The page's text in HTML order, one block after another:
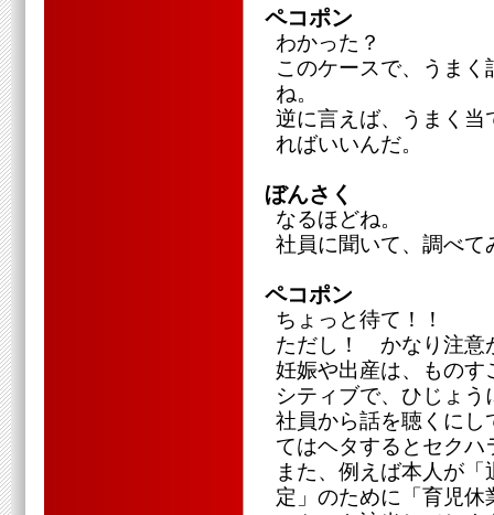
ペコポン
わかった？
このケースで、うま
ね。
逆に言えば、うまく当
ればいいんだ。
ぼんさく
なるほどね。
社員に聞いて、調べて
ペコポン
ちょっと待て！！
ただし！ かなり注意
妊娠や出産は、ものす
シティブで、ひじょ
社員から話を聴くにし
てはヘタするとセク
また、例えば本人が
定」のために「育児